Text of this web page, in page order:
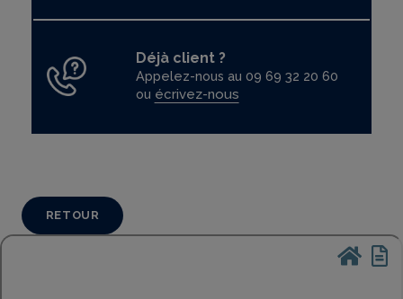
Déjà client ?
Appelez-nous au 09 69 32 20 60
ou écrivez-nous
RETOUR